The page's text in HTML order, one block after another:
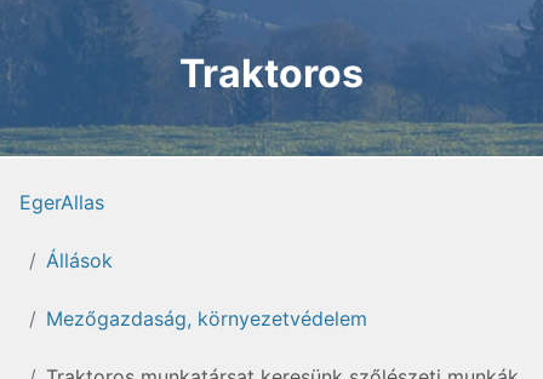
Traktoros
EgerAllas
Állások
Mezőgazdaság, környezetvédelem